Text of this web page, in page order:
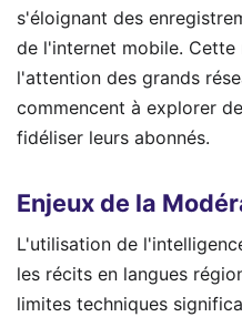
s'éloignant des
de l'internet mobile.
l'attention des grands
commencent à explorer
fidéliser leurs abonnés.
Enjeux de la
L'utilisation de
les récits en langues
limites techniques